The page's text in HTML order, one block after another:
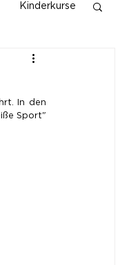
Kinderkurse
In den
Sport"